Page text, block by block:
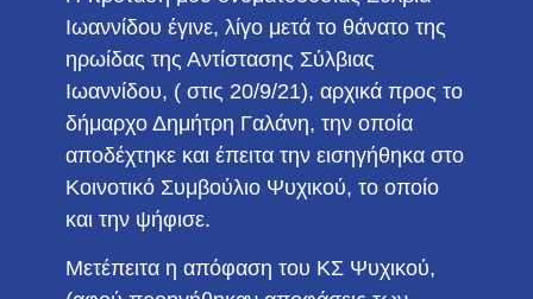
Ιωαννίδου έγινε, λίγο μετά το θάνατο της
ηρωίδας της Αντίστασης Σύλβιας
Ιωαννίδου, ( στις 20/9/21), αρχικά προς το
δήμαρχο Δημήτρη Γαλάνη, την οποία
αποδέχτηκε και έπειτα την εισηγήθηκα στο
Κοινοτικό Συμβούλιο Ψυχικού, το οποίο
και την ψήφισε.
Μετέπειτα η απόφαση του ΚΣ Ψυχικού,